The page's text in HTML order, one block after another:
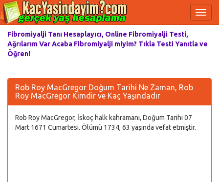
Fibromiyalji Tanı Hesaplayıcı, Online Fibromiyalji Testi,
Ağrılarım Var Acaba Fibromiyalji miyim? Tıkla Testi Yanıtla ve
Öğren!
Rob Roy MacGregor Doğum Tarihi Ne Zaman, Rob
Roy MacGregor Kimdir ve Kaç Yaşındadır
Rob Roy MacGregor, İskoç halk kahramanı, Doğum Tarihi 07
Mart 1671 Cumartesi. Ölümü 1734, 63 yaşında vefat etmiştir.